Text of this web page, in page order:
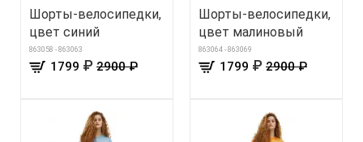
Шорты-велосипедки,
цвет синий
863058 - 863063
1799 ₽ 2900 ₽
Шорты-велосипедки,
цвет малиновый
863064 - 863069
1799 ₽ 2900 ₽